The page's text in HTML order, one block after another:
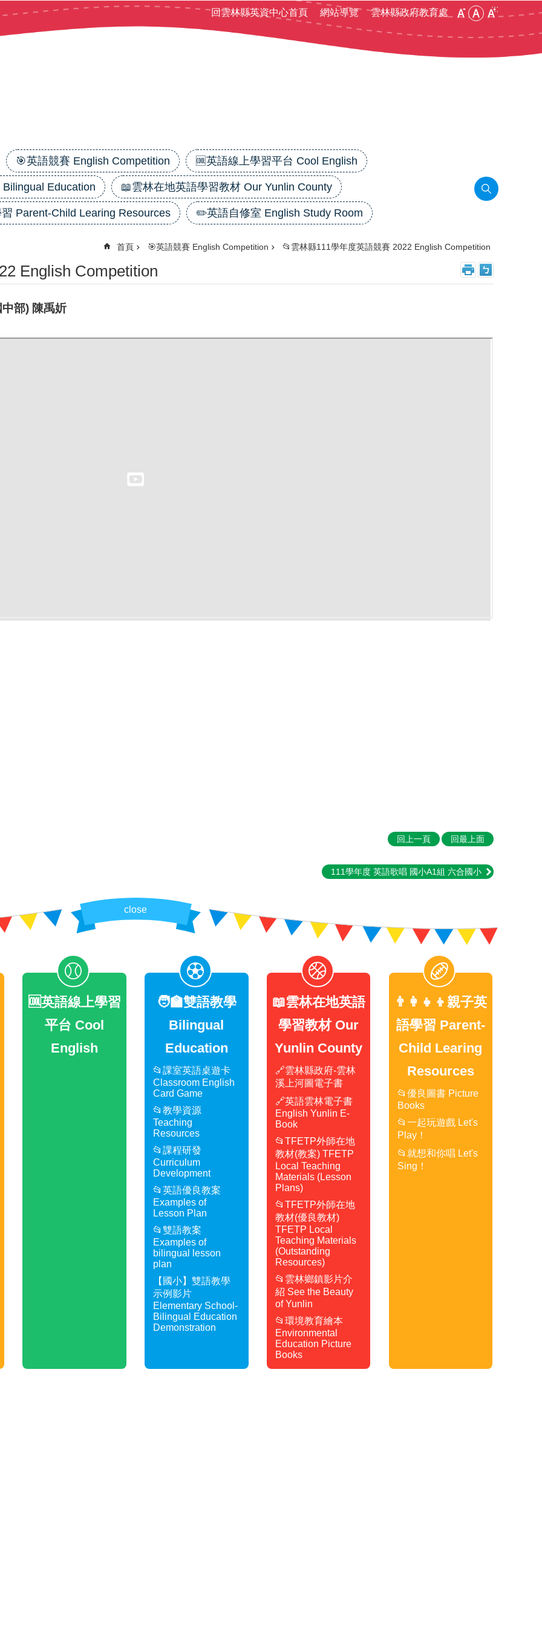
:::
回雲林縣英資中心首頁 網站導覽 雲林縣政府教育處
🎯英語競賽 English Competition 🆒英語線上學習平台 Cool English
Education 📖雲林在地英語學習教材 Our Yunlin County
Parent-Child Learing Resources ✏️英語自修室 English Study Room
首頁 🎯英語競賽 English Competition 📂雲林縣111學年度英語競賽 2022 English Competition
English Competition
部) 陳禹妡
回上一頁 回最上面
111學年度 英語歌唱 國小A1組 六合國小
close
🆒英語線上學習
平台 Cool
English
🧑‍🏫雙語教學
Bilingual
Education
📂課室英語桌遊卡
Classroom English
Card Game
📂教學資源
Teaching
Resources
📂課程研發
Curriculum
Development
📂英語優良教案
Examples of
Lesson Plan
📂雙語教案
Examples of
bilingual lesson
plan
【國小】雙語教學
示例影片
Elementary School-
Bilingual Education
Demonstration
📖雲林在地英語
學習教材 Our
Yunlin County
🔗雲林縣政府-雲林
溪上河圖電子書
🔗英語雲林電子書
English Yunlin E-
Book
📂TFETP外師在地
教材(教案) TFETP
Local Teaching
Materials (Lesson
Plans)
📂TFETP外師在地
教材(優良教材)
TFETP Local
Teaching Materials
(Outstanding
Resources)
📂雲林鄉鎮影片介
紹 See the Beauty
of Yunlin
📂環境教育繪本
Environmental
Education Picture
Books
👨‍👩‍👧‍👦親子英
語學習 Parent-
Child Learing
Resources
📂優良圖書 Picture
Books
📂一起玩遊戲 Let's
Play！
📂就想和你唱 Let's
Sing！